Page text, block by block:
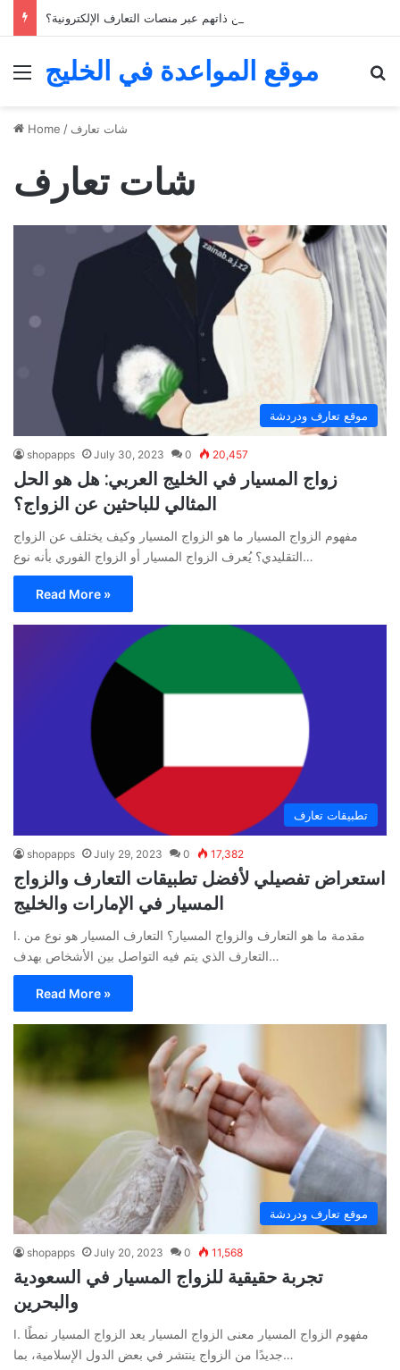
Menu
موقع المواعدة في الخليج
Home / شات تعارف
شات تعارف
موقع تعارف ودردشة
shopapps July 30, 2023 0 20,457
زواج المسيار في الخليج العربي: هل هو الحل
المثالي للباحثين عن الزواج؟
مفهوم الزواج المسيار ما هو الزواج المسيار وكيف يختلف عن الزواج
التقليدي؟ يُعرف الزواج المسيار أو الزواج الفوري بأنه نوع…
Read More »
تطبيقات تعارف
shopapps July 29, 2023 0 17,382
استعراض تفصيلي لأفضل تطبيقات التعارف والزواج
المسيار في الإمارات والخليج
I. مقدمة ما هو التعارف والزواج المسيار؟ التعارف المسيار هو نوع من
التعارف الذي يتم فيه التواصل بين الأشخاص بهدف…
Read More »
موقع تعارف ودردشة
shopapps July 20, 2023 0 11,568
تجربة حقيقية للزواج المسيار في السعودية
والبحرين
I. مفهوم الزواج المسيار معنى الزواج المسيار يعد الزواج المسيار نمطًا
جديدًا من الزواج ينتشر في بعض الدول الإسلامية، بما…